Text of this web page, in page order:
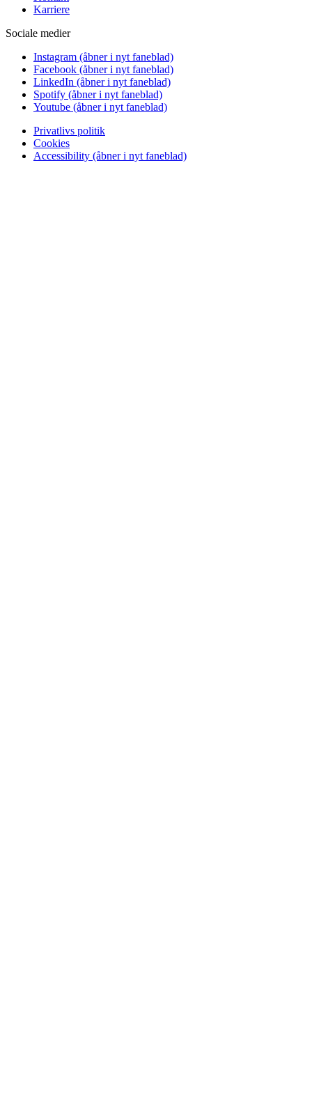
Karriere
Sociale medier
Instagram (åbner i nyt faneblad)
Facebook (åbner i nyt faneblad)
LinkedIn (åbner i nyt faneblad)
Spotify (åbner i nyt faneblad)
Youtube (åbner i nyt faneblad)
Privatlivs politik
Cookies
Accessibility (åbner i nyt faneblad)